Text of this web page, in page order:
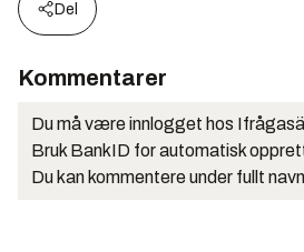
Del
Kommentarer
Du må være innlogget hos
Bruk BankID for automatisk
Du kan kommentere under fullt